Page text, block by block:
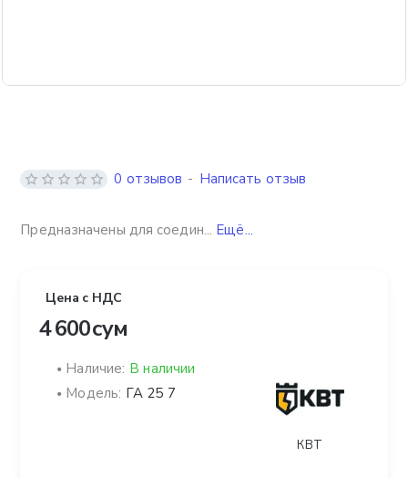
Пред­наз­на­че­ны для со­еди­н... Ещё...
0 отзывов - Написать отзыв
Цена с НДС
4 600 сум
Наличие: В наличии
Модель: ГА 25 7
КВТ